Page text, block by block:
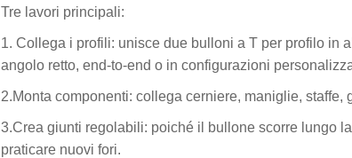
Tre lavori principali:
1. Collega i profili: unisce due bulloni a T per profilo in
angolo retto, end-to-end o in configurazioni
2.Monta componenti: collega cerniere, maniglie,
3.Crea giunti regolabili: poiché il bullone scorre lungo
praticare nuovi fori.